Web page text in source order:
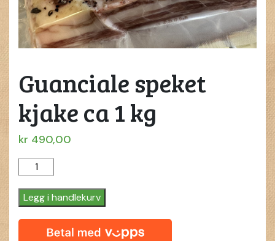
Guanciale speket
kjake ca 1 kg
kr 490,00
Guanciale
speket
kjake
ca
1
Legg i handlekurv